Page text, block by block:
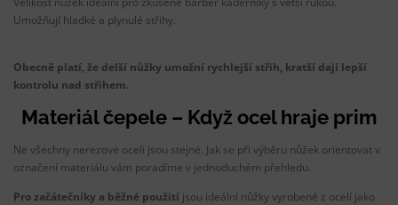
Umožňují hladké a plynulé střihy.
Obecně platí, že delší nůžky umožní rychlejší střih, kratší dají lepší
kontrolu nad střihem.
Materiál čepele – Když ocel hraje prim
Ne všechny nerezové oceli jsou stejné. Jak se při výběru nůžek orientovat v
označení materiálu vám poradíme v jednoduchém přehledu.
Pro začátečníky a běžné použití jsou ideální nůžky vyrobené z ocelí jako